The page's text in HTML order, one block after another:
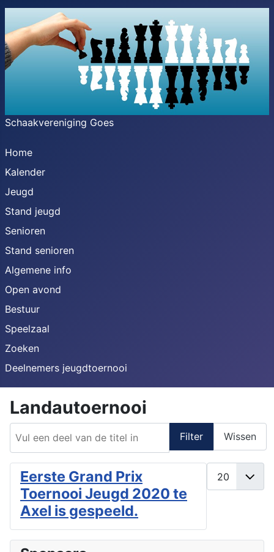
Schaakvereniging Goes
Home
Kalender
Jeugd
Stand jeugd
Senioren
Stand senioren
Algemene info
Open avond
Bestuur
Speelzaal
Zoeken
Deelnemers jeugdtoernooi
Landautoernooi
Filter Wissen
Eerste Grand Prix
Toernooi Jeugd 2020 te
Axel is gespeeld.